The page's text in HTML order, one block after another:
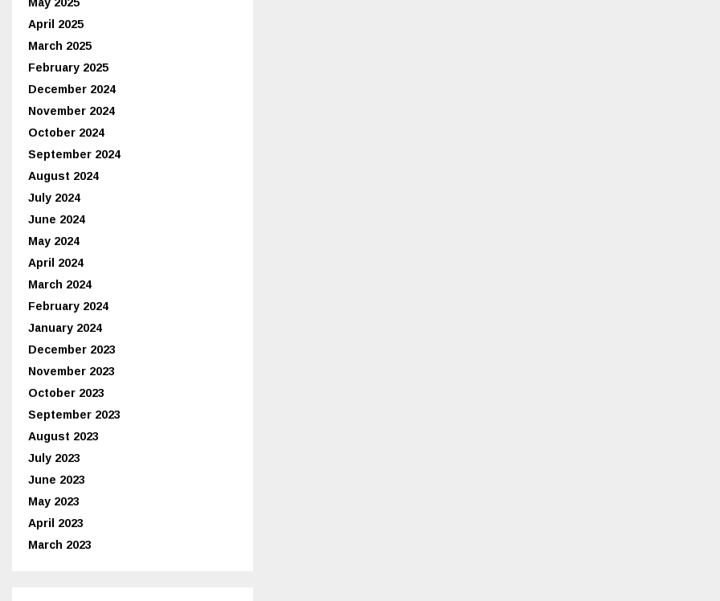
April 2025
March 2025
February 2025
December 2024
November 2024
October 2024
September 2024
August 2024
July 2024
June 2024
May 2024
April 2024
March 2024
February 2024
January 2024
December 2023
November 2023
October 2023
September 2023
August 2023
July 2023
June 2023
May 2023
April 2023
March 2023